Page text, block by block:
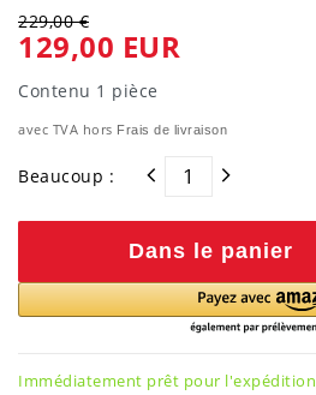
229,00 €
129,00 EUR
Contenu 1 pièce
avec TVA hors Frais de livraison
Beaucoup :
Dans le panier
Immédiatement prêt pour l'expédition